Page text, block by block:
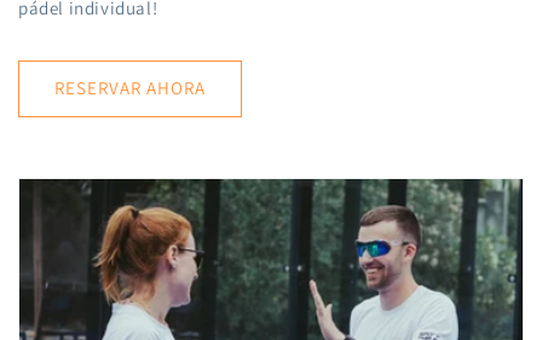
pádel individual!
RESERVAR AHORA